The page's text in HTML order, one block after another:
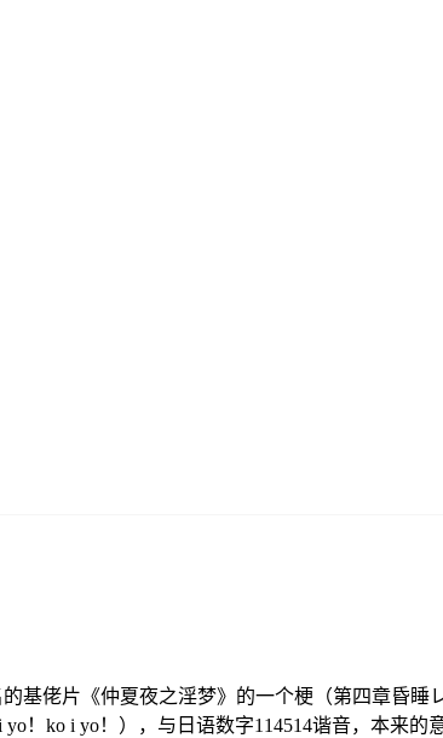
基佬片 《仲夏夜之淫梦》的一个梗（第四章昏
！ko i yo！），与日语数字114514谐音，本来